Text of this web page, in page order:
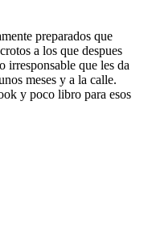
preparados que
a los que despues
irresponsable que les da
meses y a la calle.
y poco libro para esos